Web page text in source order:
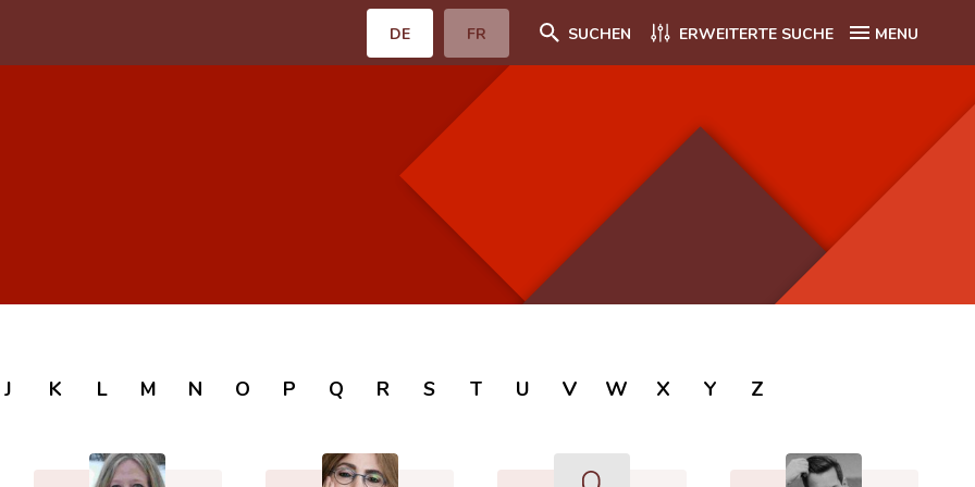
DE FR SUCHEN ERWEITERTE SUCHE MENU
J K L M N O P Q R S T U V W X Y Z